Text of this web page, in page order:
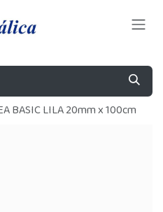
BASIC LILA 20mm x 100cm